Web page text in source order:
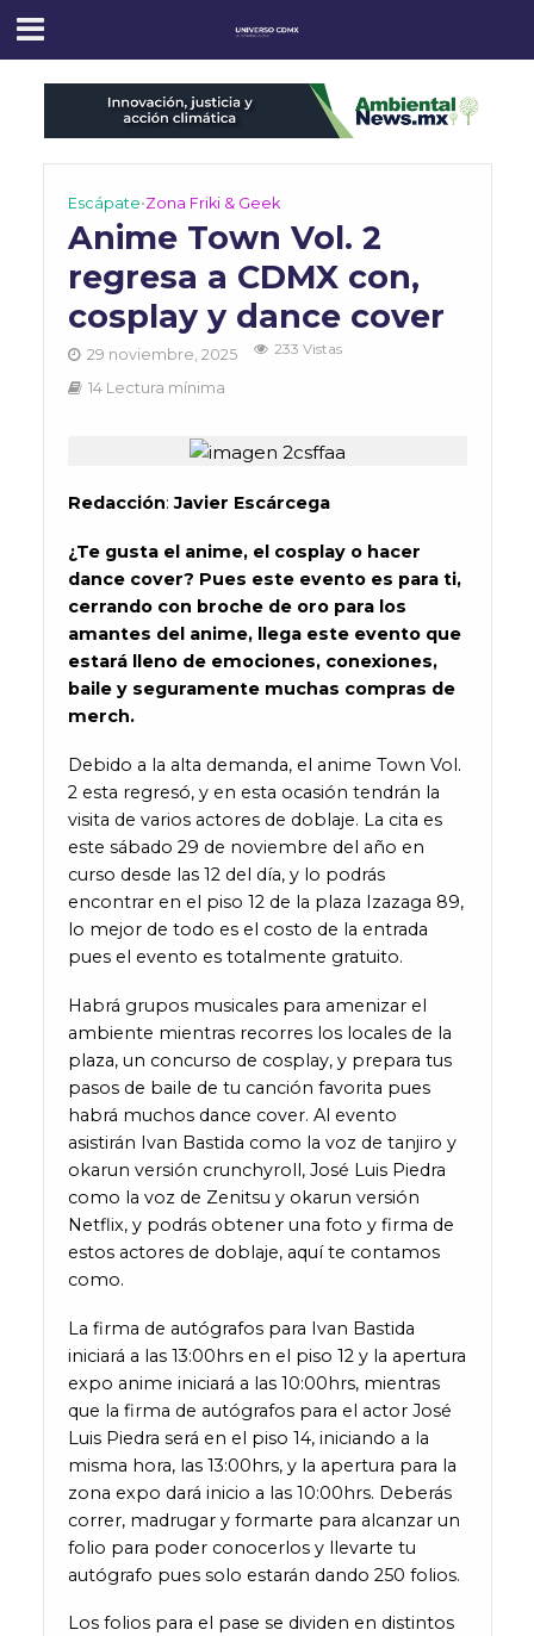
Escápate•Zona Friki & Geek
Anime Town Vol. 2
regresa a CDMX con,
cosplay y dance cover
29 noviembre, 2025 233 Vistas
14 Lectura mínima
Redacción:Javier Escárcega
¿Te gusta el anime, el cosplay o hacer
dance cover? Pues este evento es para ti,
cerrando con broche de oro para los
amantes del anime, llega este evento que
estará lleno de emociones, conexiones,
baile y seguramente muchas compras de
merch.
Debido a la alta demanda, el anime Town Vol.
2 esta regresó, y en esta ocasión tendrán la
visita de varios actores de doblaje. La cita es
este sábado 29 de noviembre del año en
curso desde las 12 del día, y lo podrás
encontrar en el piso 12 de la plaza Izazaga 89,
lo mejor de todo es el costo de la entrada
pues el evento es totalmente gratuito.
Habrá grupos musicales para amenizar el
ambiente mientras recorres los locales de la
plaza, un concurso de cosplay, y prepara tus
pasos de baile de tu canción favorita pues
habrá muchos dance cover. Al evento
asistirán Ivan Bastida como la voz de tanjiro y
okarun versión crunchyroll, José Luis Piedra
como la voz de Zenitsu y okarun versión
Netflix, y podrás obtener una foto y firma de
estos actores de doblaje, aquí te contamos
como.
La firma de autógrafos para Ivan Bastida
iniciará a las 13:00hrs en el piso 12 y la apertura
expo anime iniciará a las 10:00hrs, mientras
que la firma de autógrafos para el actor José
Luis Piedra será en el piso 14, iniciando a la
misma hora, las 13:00hrs, y la apertura para la
zona expo dará inicio a las 10:00hrs. Deberás
correr, madrugar y formarte para alcanzar un
folio para poder conocerlos y llevarte tu
autógrafo pues solo estarán dando 250 folios.
Los folios para el pase se dividen en distintos